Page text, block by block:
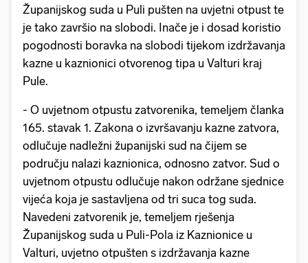
Županijskog suda u Puli pušten na uvjetni otpust te
je tako završio na slobodi. Inače je i dosad koristio
pogodnosti boravka na slobodi tijekom izdržavanja
kazne u kaznionici otvorenog tipa u Valturi kraj
Pule.
- O uvjetnom otpustu zatvorenika, temeljem članka
165. stavak 1. Zakona o izvršavanju kazne zatvora,
odlučuje nadležni županijski sud na čijem se
području nalazi kaznionica, odnosno zatvor. Sud o
uvjetnom otpustu odlučuje nakon održane sjednice
vijeća koja je sastavljena od tri suca tog suda.
Navedeni zatvorenik je, temeljem rješenja
Županijskog suda u Puli-Pola iz Kaznionice u
Valturi, uvjetno otpušten s izdržavanja kazne